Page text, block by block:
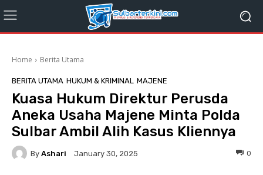
Home Berita Utama
BERITA UTAMA HUKUM & KRIMINAL MAJENE
Kuasa Hukum Direktur Perusda
Aneka Usaha Majene Minta Polda
Sulbar Ambil Alih Kasus Kliennya
By Ashari January 30, 2025 0